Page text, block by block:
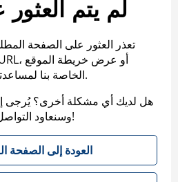
لم يتم
تعذر العثور على الصفحة
الخاصة بنا لمساعدتك في العثور على ما تريد.
هل لديك أي مشكلة أخرى؟ يُرجى
وسنعاود التواصل معك. شكرًا على صبرك!
العودة إلى الصفحة